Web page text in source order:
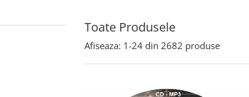
Toate Produsele
Afiseaza: 1-24 din 2682 produse